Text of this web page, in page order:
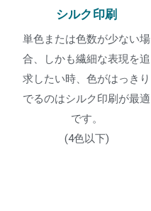
シルク印刷
単色または色数が少ない場
合、しかも繊細な表現を追
求したい時、色がはっきり
でるのはシルク印刷が最適
です。
(4色以下)